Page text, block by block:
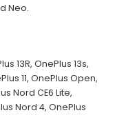
Neo.
13R, OnePlus 13s,
11, OnePlus Open,
Nord CE6 Lite,
Nord 4, OnePlus